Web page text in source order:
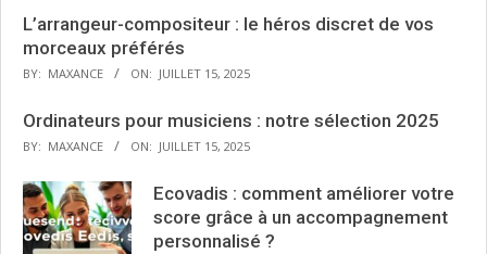
L’arrangeur-compositeur : le héros discret de vos
morceaux préférés
BY: MAXANCE ON: JUILLET 15, 2025
Ordinateurs pour musiciens : notre sélection 2025
BY: MAXANCE ON: JUILLET 15, 2025
Ecovadis : comment améliorer votre
score grâce à un accompagnement
personnalisé ?